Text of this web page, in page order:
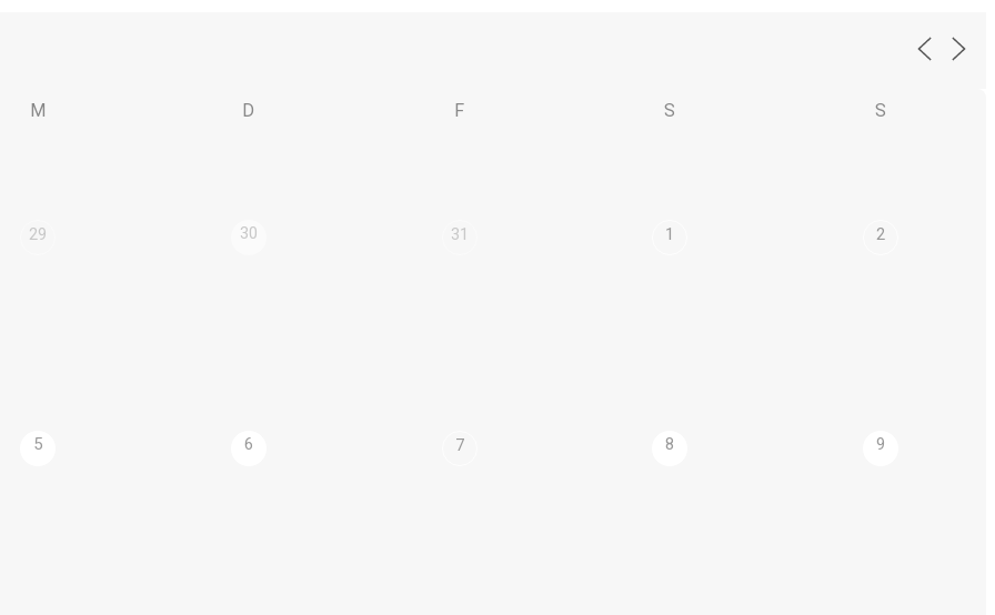
M D F S S
29 30 31 1 2
5 6 7 8 9